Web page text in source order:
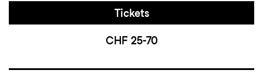
Tickets
CHF 25-70